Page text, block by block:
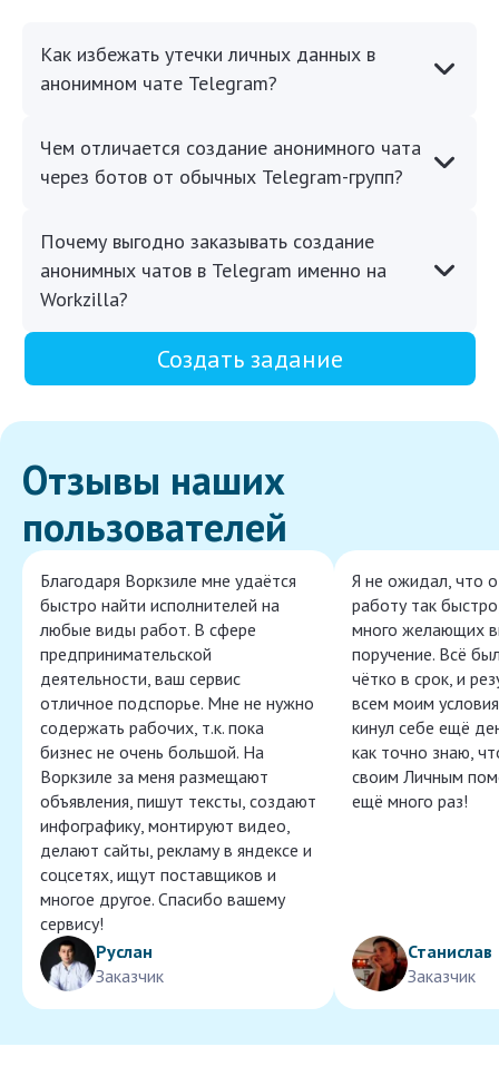
Как избежать утечки личных данных в
анонимном чате Telegram?
Чем отличается создание анонимного чата
через ботов от обычных Telegram-групп?
Почему выгодно заказывать создание
анонимных чатов в Telegram именно на
Workzilla?
Создать задание
Отзывы наших
пользователей
Благодаря Воркзиле мне удаётся
быстро найти исполнителей на
любые виды работ. В сфере
предпринимательской
деятельности, ваш сервис
отличное подспорье. Мне не нужно
содержать рабочих, т.к. пока
бизнес не очень большой. На
Воркзиле за меня размещают
объявления, пишут тексты, создают
инфографику, монтируют видео,
делают сайты, рекламу в яндексе и
соцсетях, ищут поставщиков и
многое другое. Спасибо вашему
сервису!
Руслан
Заказчик
Я не ожидал, что
работу так
много желающих
поручение. Всё
чётко в срок, и
всем моим
кинул себе ещё
как точно знаю,
своим Личным
ещё много раз!
Станислав
Заказчик